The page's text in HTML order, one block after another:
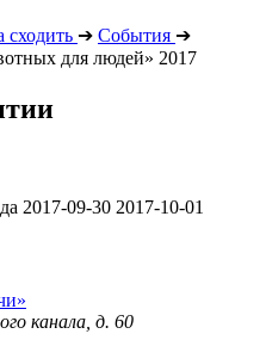
сходить ➔ События ➔
для людей» 2017
2017-09-30 2017-10-01
канала, д. 60